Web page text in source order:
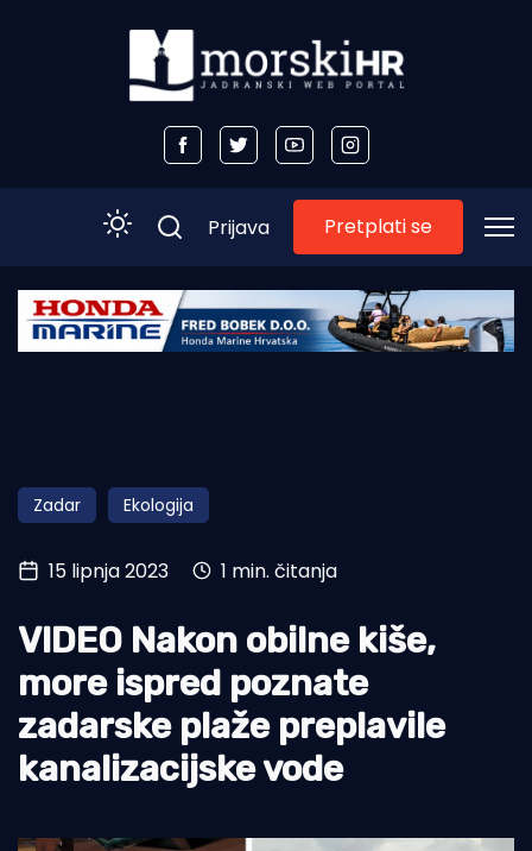
Početna
Obala
Otoci
Turizam i nautika
Pomorstvo
Ribolov
Ekologija
Tradicija i kultura
Prijava Pretplati se
Zadar Ekologija
15 lipnja 2023 1 min. čitanja
VIDEO Nakon obilne kiše,
more ispred poznate
zadarske plaže preplavile
kanalizacijske vode